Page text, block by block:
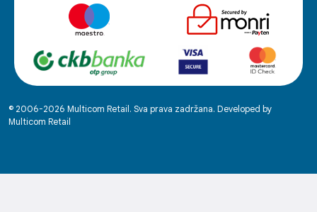
© 2006-2026 Multicom Retail. Sva prava zadržana. Developed by
Multicom Retail